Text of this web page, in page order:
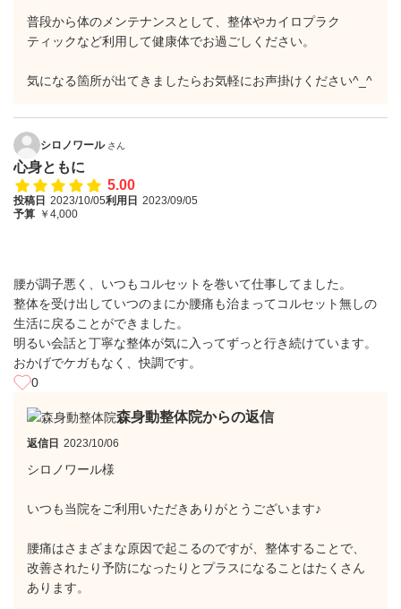
普段から体のメンテナンスとして、整体やカイロプラク
ティックなど利用して健康体でお過ごしください。
気になる箇所が出てきましたらお気軽にお声掛けください^_^
シロノワール さん
心身ともに
5.00
投稿日 2023/10/05利用日 2023/09/05
予算 ￥4,000
腰が調子悪く、いつもコルセットを巻いて仕事してました。
整体を受け出していつのまにか腰痛も治まってコルセット無しの
生活に戻ることができました。
明るい会話と丁寧な整体が気に入ってずっと行き続けています。
おかげでケガもなく、快調です。
0
森身動整体院からの返信
返信日 2023/10/06
シロノワール様
いつも当院をご利用いただきありがとうございます♪
腰痛はさまざまな原因で起こるのですが、整体することで、
改善されたり予防になったりとプラスになることはたくさん
あります。